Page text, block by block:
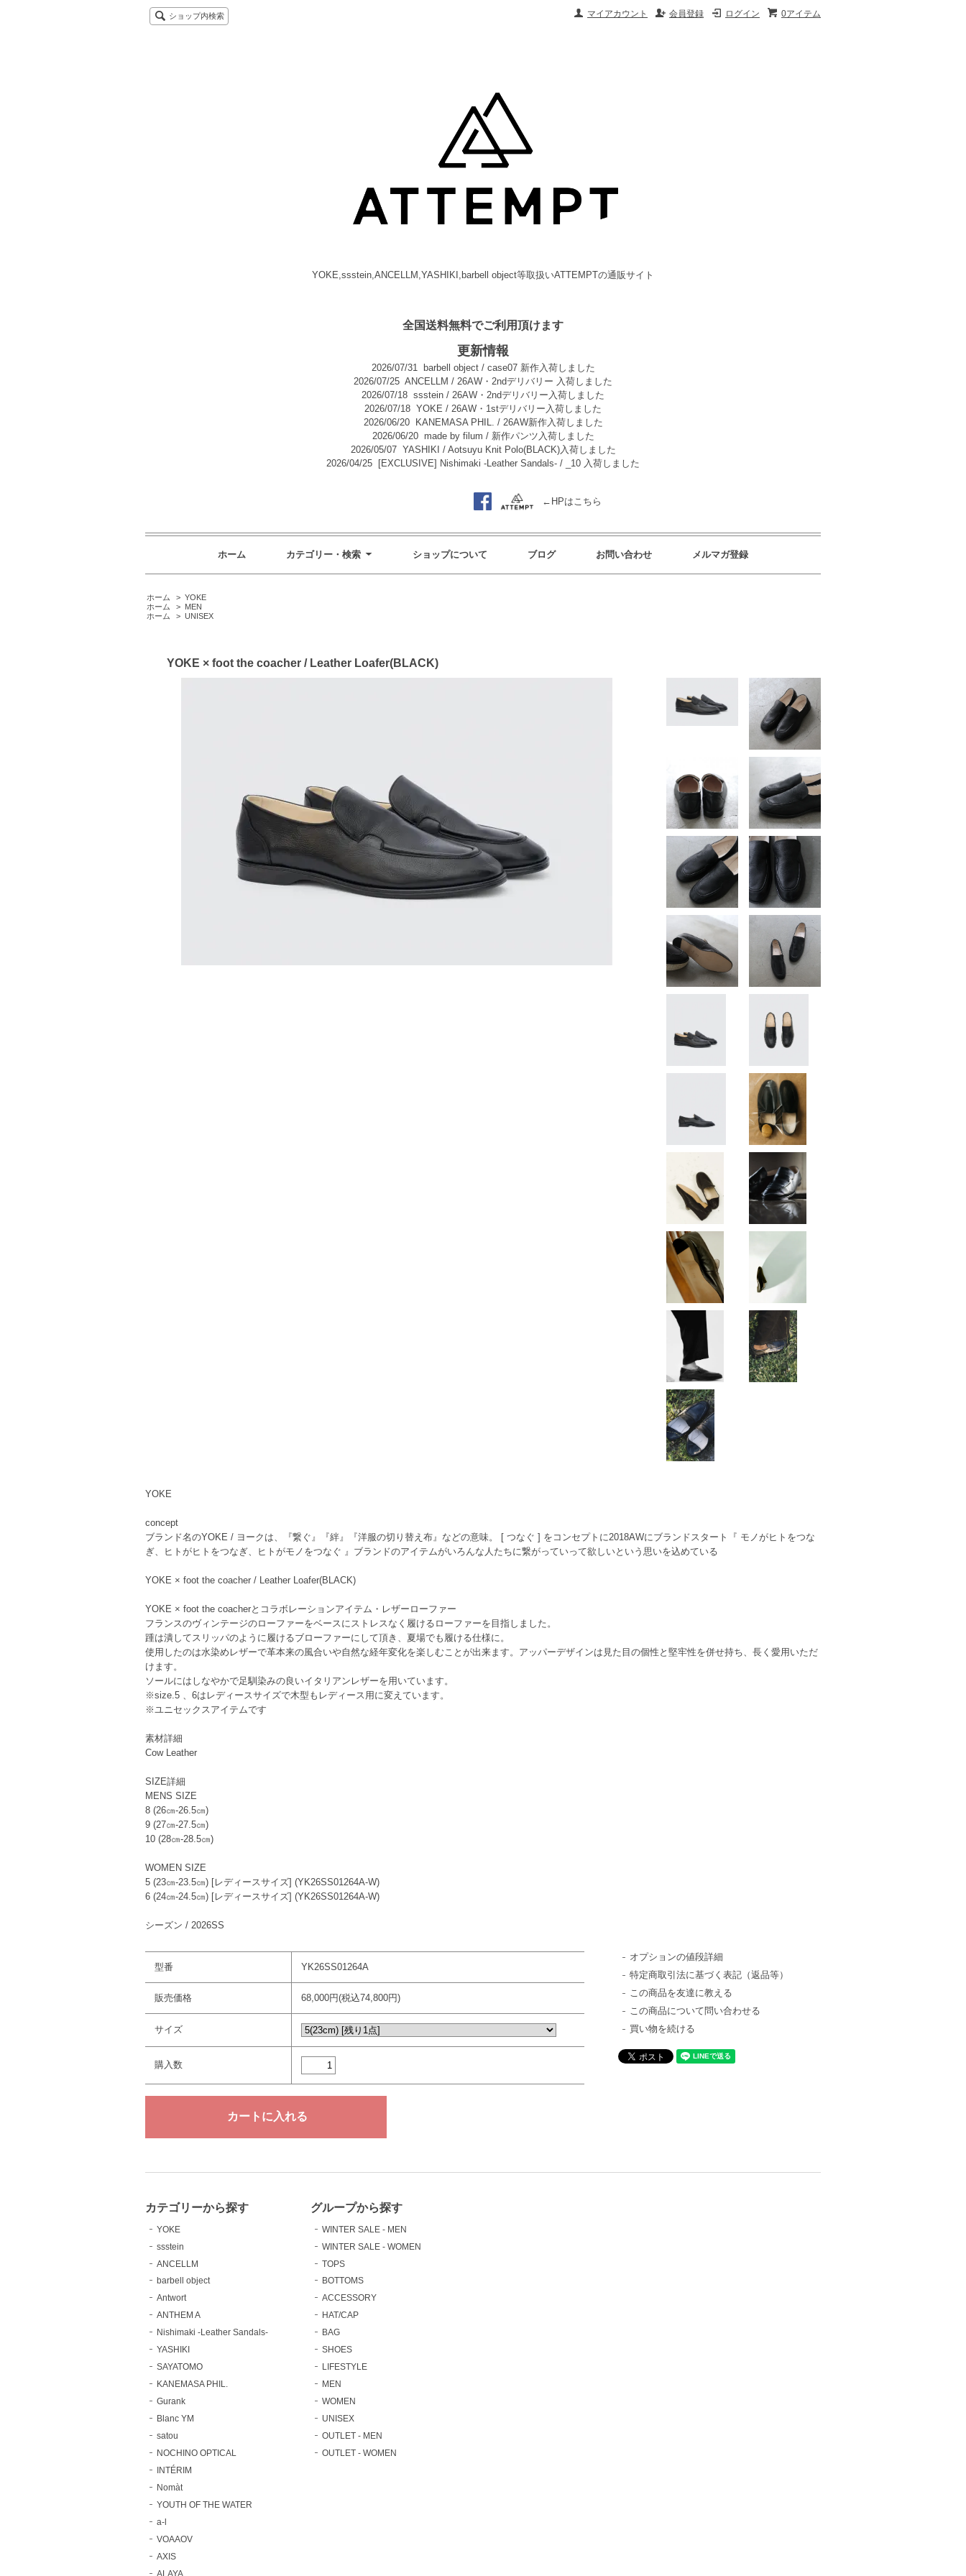
0アイテム
ログイン
会員登録
マイアカウント
ショップ内検索
YOKE,ssstein,ANCELLM,YASHIKI,barbell object等取扱いATTEMPTの通販サイト
全国送料無料でご利用頂けます
更新情報
2026/07/31
barbell object / case07 新作入荷しました
2026/07/25 ANCELLM / 26AW・2ndデリバリー 入荷しました
2026/07/18 ssstein / 26AW・2ndデリバリー入荷しました
2026/07/18 YOKE / 26AW・1stデリバリー入荷しました
2026/06/20
KANEMASA PHIL. / 26AW新作入荷しました
2026/06/20 made by filum / 新作パンツ入荷しました
2026/05/07 YASHIKI / Aotsuyu Knit Polo(BLACK)入荷しました
2026/04/25
[EXCLUSIVE] Nishimaki -Leather Sandals- / _10 入荷しました
←HPはこちら
ホーム カテゴリー・検索 ショップについて ブログ お問い合わせ メルマガ登録
ホーム > YOKE
ホーム
> MEN
ホーム
> UNISEX
YOKE × foot the coacher / Leather Loafer(BLACK)
YOKE
concept
ブランド名のYOKE / ヨークは、『繋ぐ』『絆』『洋服の切り替え布』などの意味。 [ つなぐ ] をコンセプトに2018AWにブランドスタート『 モノがヒトをつな
ぎ、ヒトがヒトをつなぎ、ヒトがモノをつなぐ 』ブランドのアイテムがいろんな人たちに繋がっていって欲しいという思いを込めている
YOKE × foot the coacher / Leather Loafer(BLACK)
YOKE × foot the coacherとコラボレーションアイテム・レザーローファー
フランスのヴィンテージのローファーをベースにストレスなく履けるローファーを目指しました。
踵は潰してスリッパのように履けるブローファーにして頂き、夏場でも履ける仕様に。
使用したのは水染めレザーで革本来の風合いや自然な経年変化を楽しむことが出来ます。アッパーデザインは見た目の個性と堅牢性を併せ持ち、長く愛用いただ
けます。
ソールにはしなやかで足馴染みの良いイタリアンレザーを用いています。
※size.5 、6はレディースサイズで木型もレディース用に変えています。
※ユニセックスアイテムです
素材詳細
Cow Leather
SIZE詳細
MENS SIZE
8 (26㎝-26.5㎝)
9 (27㎝-27.5㎝)
10 (28㎝-28.5㎝)
WOMEN SIZE
5 (23㎝-23.5㎝) [レディースサイズ] (YK26SS01264A-W)
6 (24㎝-24.5㎝) [レディースサイズ] (YK26SS01264A-W)
シーズン / 2026SS
型番 YK26SS01264A
販売価格 68,000円(税込74,800円)
サイズ
購入数
オプションの値段詳細
特定商取引法に基づく表記（返品等）
この商品を友達に教える
この商品について問い合わせる
買い物を続ける
カテゴリーから探す
YOKE
ssstein
ANCELLM
barbell object
Antwort
ANTHEM A
Nishimaki -Leather Sandals-
YASHIKI
SAYATOMO
KANEMASA PHIL.
Gurank
Blanc YM
satou
NOCHINO OPTICAL
INTÉRIM
Nomàt
YOUTH OF THE WATER
a-l
VOAAOV
AXIS
グループから探す
WINTER SALE - MEN
WINTER SALE - WOMEN
TOPS
BOTTOMS
ACCESSORY
HAT/CAP
BAG
SHOES
LIFESTYLE
MEN
WOMEN
UNISEX
OUTLET - MEN
OUTLET - WOMEN